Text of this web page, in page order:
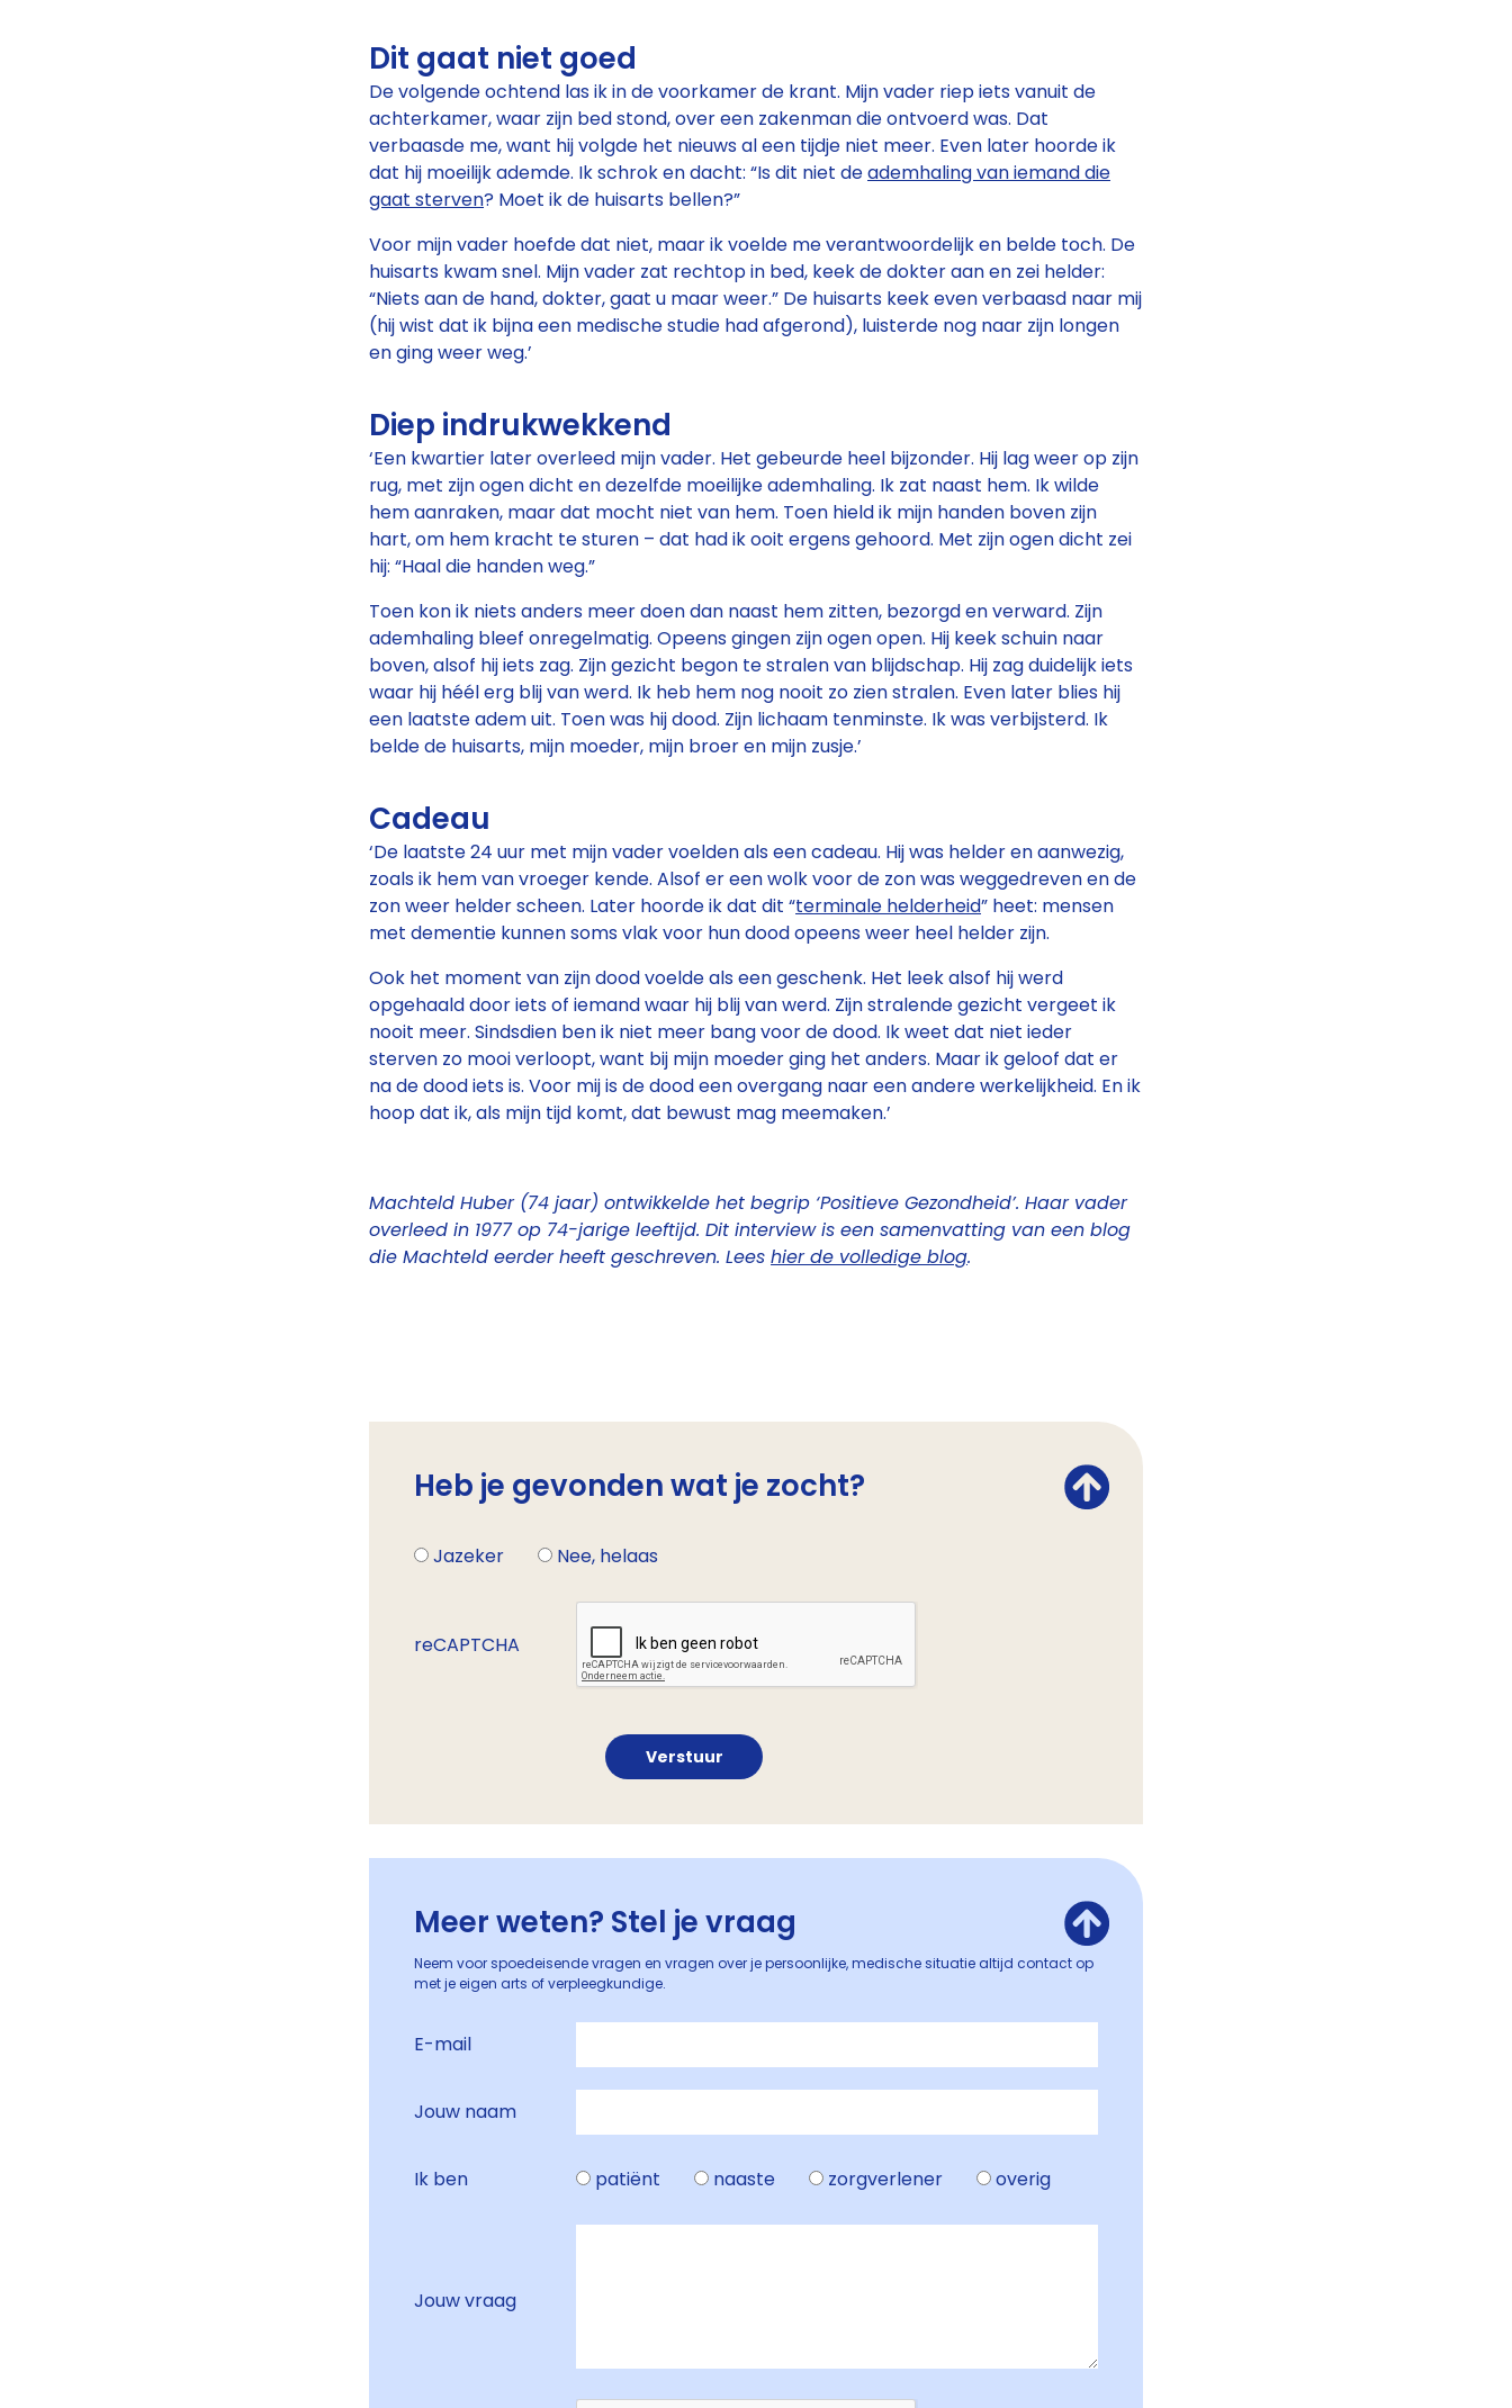
Dit gaat niet goed
De volgende ochtend las ik in de voorkamer de krant. Mijn vader riep iets vanuit de
achterkamer, waar zijn bed stond, over een zakenman die ontvoerd was. Dat
verbaasde me, want hij volgde het nieuws al een tijdje niet meer. Even later hoorde ik
dat hij moeilijk ademde. Ik schrok en dacht: “Is dit niet deademhaling van iemand die
gaat sterven? Moet ik de huisarts bellen?”
Voor mijn vader hoefde dat niet, maar ik voelde me verantwoordelijk en belde toch. De
huisarts kwam snel. Mijn vader zat rechtop in bed, keek de dokter aan en zei helder:
“Niets aan de hand, dokter, gaat u maar weer.” De huisarts keek even verbaasd naar mij
(hij wist dat ik bijna een medische studie had afgerond), luisterde nog naar zijn longen
en ging weer weg.’
Diep indrukwekkend
‘Een kwartier later overleed mijn vader. Het gebeurde heel bijzonder. Hij lag weer op zijn
rug, met zijn ogen dicht en dezelfde moeilijke ademhaling. Ik zat naast hem. Ik wilde
hem aanraken, maar dat mocht niet van hem. Toen hield ik mijn handen boven zijn
hart, om hem kracht te sturen – dat had ik ooit ergens gehoord. Met zijn ogen dicht zei
hij: “Haal die handen weg.”
Toen kon ik niets anders meer doen dan naast hem zitten, bezorgd en verward. Zijn
ademhaling bleef onregelmatig. Opeens gingen zijn ogen open. Hij keek schuin naar
boven, alsof hij iets zag. Zijn gezicht begon te stralen van blijdschap. Hij zag duidelijk iets
waar hij héél erg blij van werd. Ik heb hem nog nooit zo zien stralen. Even later blies hij
een laatste adem uit. Toen was hij dood. Zijn lichaam tenminste. Ik was verbijsterd. Ik
belde de huisarts, mijn moeder, mijn broer en mijn zusje.’
Cadeau
‘De laatste 24 uur met mijn vader voelden als een cadeau. Hij was helder en aanwezig,
zoals ik hem van vroeger kende. Alsof er een wolk voor de zon was weggedreven en de
zon weer helder scheen. Later hoorde ik dat dit “terminale helderheid” heet: mensen
met dementie kunnen soms vlak voor hun dood opeens weer heel helder zijn.
Ook het moment van zijn dood voelde als een geschenk. Het leek alsof hij werd
opgehaald door iets of iemand waar hij blij van werd. Zijn stralende gezicht vergeet ik
nooit meer. Sindsdien ben ik niet meer bang voor de dood. Ik weet dat niet ieder
sterven zo mooi verloopt, want bij mijn moeder ging het anders. Maar ik geloof dat er
na de dood iets is. Voor mij is de dood een overgang naar een andere werkelijkheid. En ik
hoop dat ik, als mijn tijd komt, dat bewust mag meemaken.’
Machteld Huber (74 jaar) ontwikkelde het begrip ‘Positieve Gezondheid’. Haar vader
overleed in 1977 op 74-jarige leeftijd. Dit interview is een samenvatting van een blog
die Machteld eerder heeft geschreven. Leeshier de volledige blog.
Heb je gevonden wat je zocht?
Jazeker Nee, helaas
reCAPTCHA
Meer weten? Stel je vraag
Neem voor spoedeisende vragen en vragen over je persoonlijke, medische situatie altijd contact op
met je eigen arts of verpleegkundige.
E-mail
Jouw naam
Ik ben patiënt naaste zorgverlener overig
Jouw vraag